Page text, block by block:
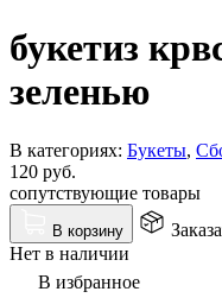
букетиз
зеленью
В категориях: Букеты,
120 руб.
сопутствующие товары
В корзину
Нет в наличии
В избранное